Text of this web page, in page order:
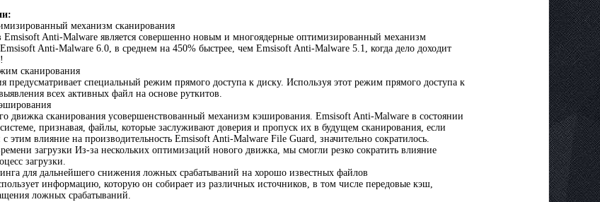
механизм сканирования
Anti-Malware является совершенно новым и многоядерные оптимизированный механизм
Emsisoft Anti-Malware 6.0, в среднем на 450% быстрее, чем Emsisoft Anti-Malware 5.1, когда дело доходит
сканирования
специальный режим прямого доступа к диску. Используя этот режим прямого доступа к
всех активных файл на основе руткитов.
движка сканирования усовершенствованный механизм кэширования. Emsisoft Anti-Malware в состоянии
признавая, файлы, которые заслуживают доверия и пропуск их в будущем сканирования, если
этим влияние на производительность Emsisoft Anti-Malware File Guard, значительно сократилось.
загрузки Из-за нескольких оптимизаций нового движка, мы смогли резко сократить влияние
загрузки.
для дальнейшего снижения ложных срабатываний на хорошо известных файлов
информацию, которую он собирает из различных источников, в том числе передовые кэш,
ложных срабатываний.